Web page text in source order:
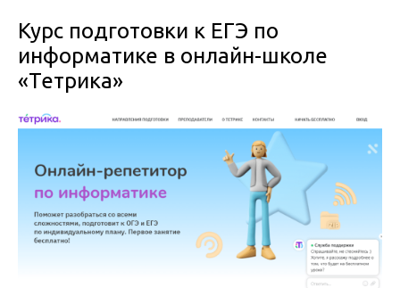
Курс подготовки к ЕГЭ по
информатике в онлайн-школе
«Тетрика»